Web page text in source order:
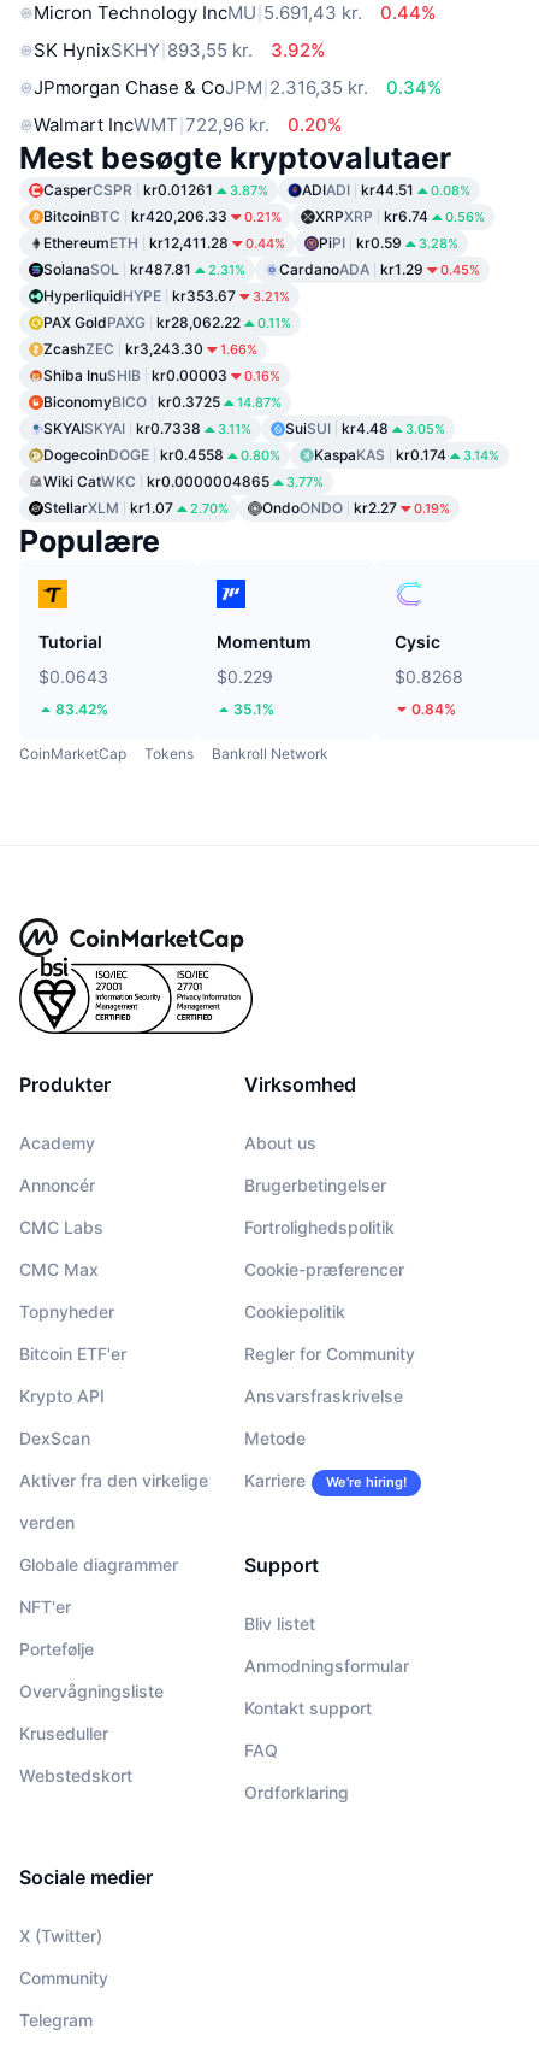
Micron Technology IncMU 5.691,43 kr.
0.44%
SK HynixSKHY 893,55 kr.
3.92%
JPmorgan Chase & CoJPM 2.316,35 kr.
0.34%
Walmart IncWMT 722,96 kr. 0.20%
Mest besøgte kryptovalutaer
CasperCSPR kr0.01261 3.87% ADIADI kr44.51 0.08%
BitcoinBTC kr420,206.33 0.21% XRPXRP kr6.74 0.56%
EthereumETH kr12,411.28 0.44% PiPI kr0.59 3.28%
SolanaSOL kr487.81 2.31% CardanoADA kr1.29 0.45%
HyperliquidHYPE kr353.67 3.21%
PAX GoldPAXG kr28,062.22 0.11%
ZcashZEC kr3,243.30 1.66%
Shiba InuSHIB kr0.00003 0.16%
BiconomyBICO kr0.3725 14.87%
SKYAISKYAI kr0.7338 3.11% SuiSUI kr4.48 3.05%
DogecoinDOGE kr0.4558 0.80% KaspaKAS kr0.174 3.14%
Wiki CatWKC kr0.0000004865 3.77%
StellarXLM kr1.07 2.70% OndoONDO kr2.27 0.19%
Populære
Tutorial
$0.0643
83.42%
Momentum
$0.229
35.1%
Cysic
$0.8268
0.84%
CoinMarketCap Tokens Bankroll Network
Produkter
Academy
Annoncér
CMC Labs
CMC Max
Topnyheder
Bitcoin ETF'er
Krypto API
DexScan
Aktiver fra den virkelige
verden
Globale diagrammer
NFT'er
Portefølje
Overvågningsliste
Kruseduller
Webstedskort
Virksomhed
About us
Brugerbetingelser
Fortrolighedspolitik
Cookie-præferencer
Cookiepolitik
Regler for Community
Ansvarsfraskrivelse
Metode
Karriere We’re hiring!
Support
Bliv listet
Anmodningsformular
Kontakt support
FAQ
Ordforklaring
Sociale medier
X (Twitter)
Community
Telegram